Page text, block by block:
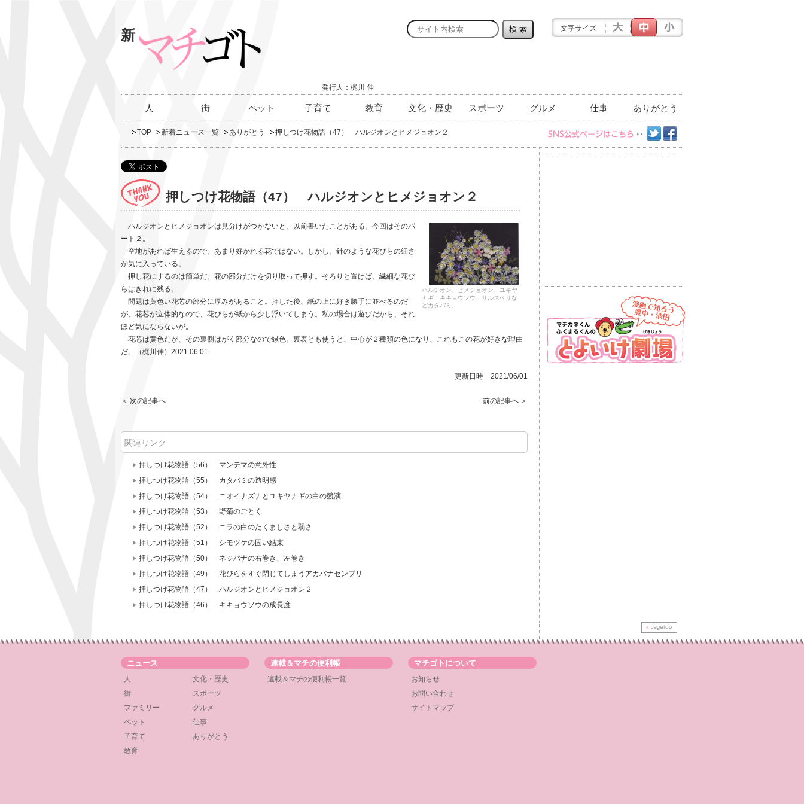
新
発行人：梶川 伸
文字サイズ
人 街 ペット 子育て 教育 文化・歴史 スポーツ グルメ 仕事 ありがとう
TOP 新着ニュース一覧 ありがとう 押しつけ花物語（47） ハルジオンとヒメジョオン２
押しつけ花物語（47） ハルジオンとヒメジョオン２
ハルジオン、ヒメジョオン、ユキヤ
ナギ、キキョウソウ、サルスベリな
どカタバミ、
ハルジオンとヒメジョオンは見分けがつかないと、以前書いたことがある。今回はそのパ
ート２。
空地があれば生えるので、あまり好かれる花ではない。しかし、針のような花びらの細さ
が気に入っている。
押し花にするのは簡単だ。花の部分だけを切り取って押す。そろりと置けば、繊細な花び
らはきれに残る。
問題は黄色い花芯の部分に厚みがあること。押した後、紙の上に好き勝手に並べるのだ
が、花芯が立体的なので、花びらが紙から少し浮いてしまう。私の場合は遊びだから、それ
ほど気にならないが。
花芯は黄色だが、その裏側はがく部分なので緑色。裏表とも使うと、中心が２種類の色になり、これもこの花が好きな理由
だ。（梶川伸）2021.06.01
更新日時 2021/06/01
前の記事へ ＞
＜ 次の記事へ
関連リンク
押しつけ花物語（56） マンテマの意外性
押しつけ花物語（55） カタバミの透明感
押しつけ花物語（54） ニオイナズナとユキヤナギの白の競演
押しつけ花物語（53） 野菊のごとく
押しつけ花物語（52） ニラの白のたくましさと弱さ
押しつけ花物語（51） シモツケの固い結束
押しつけ花物語（50） ネジバナの右巻き、左巻き
押しつけ花物語（49） 花びらをすぐ閉じてしまうアカバナセンブリ
押しつけ花物語（47） ハルジオンとヒメジョオン２
押しつけ花物語（46） キキョウソウの成長度
ニュース
人
文化・歴史
街
スポーツ
ファミリー
グルメ
ペット
仕事
子育て
ありがとう
教育
連載＆マチの便利帳
連載＆マチの便利帳一覧
マチゴトについて
お知らせ
お問い合わせ
サイトマップ